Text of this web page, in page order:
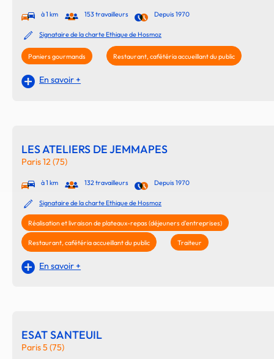
à 1 km 153 travailleurs Depuis 1970
Signataire de la charte Ethique de Hosmoz
Paniers gourmands Restaurant, cafétéria accueillant du public
En savoir +
LES ATELIERS DE JEMMAPES
Paris 12 (75)
à 1 km 132 travailleurs Depuis 1970
Signataire de la charte Ethique de Hosmoz
Réalisation et livraison de plateaux-repas (déjeuners d'entreprises)
Restaurant, cafétéria accueillant du public Traiteur
En savoir +
ESAT SANTEUIL
Paris 5 (75)